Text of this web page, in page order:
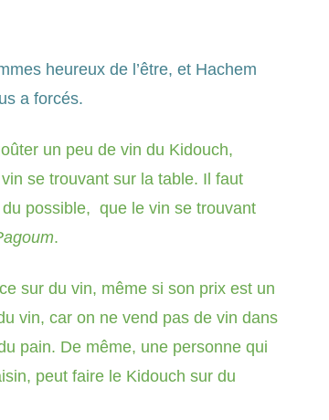
heureux de l’être, et Hachem
a forcés.
un peu de vin du Kidouch,
se trouvant sur la table. Il faut
possible, que le vin se trouvant
.
sur du vin, même si son prix est un
vin, car on ne vend pas de vin dans
pain. De même, une personne qui
peut faire le Kidouch sur du